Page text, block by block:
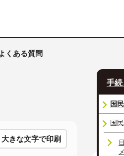
くある質問
大きな文字で印刷
手続
国
国